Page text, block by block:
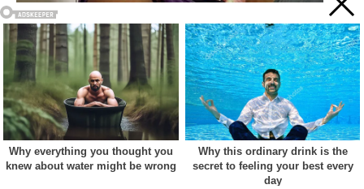
Acest site web folosește cookie-uri pentru a vă îmbunătăți
experiența. Vom presupune că sunteți de acord cu asta dacă
vă continuați navigarea.
Cookie settings ACCEPT